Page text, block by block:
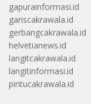
gapurainformasi.id
gariscakrawala.id
gerbangcakrawala.id
helvetianews.id
langitcakrawala.id
langitinformasi.id
pintucakrawala.id